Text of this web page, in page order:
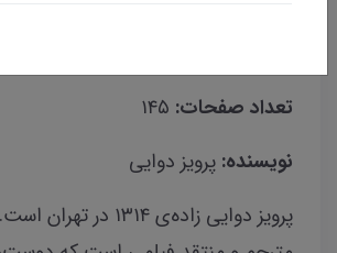
تعداد صفحات: ۱۴۵
نویسنده: پرویز دوایی
پرویز دوایی زاده‌ی ۱۳۱۴